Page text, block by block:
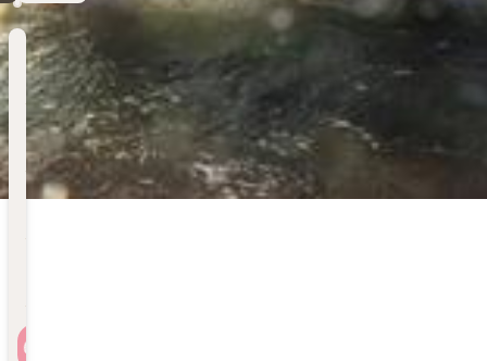
Bestemming
Kies bestemming
Wanneer
Vertrekdatum
Hoelang